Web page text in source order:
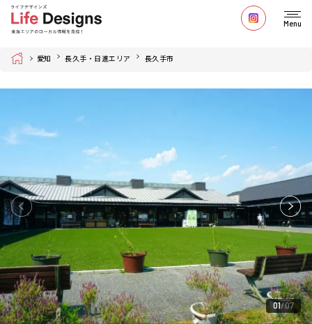
Menu
Home 愛知 長久手・日進エリア 長久手市
01 07